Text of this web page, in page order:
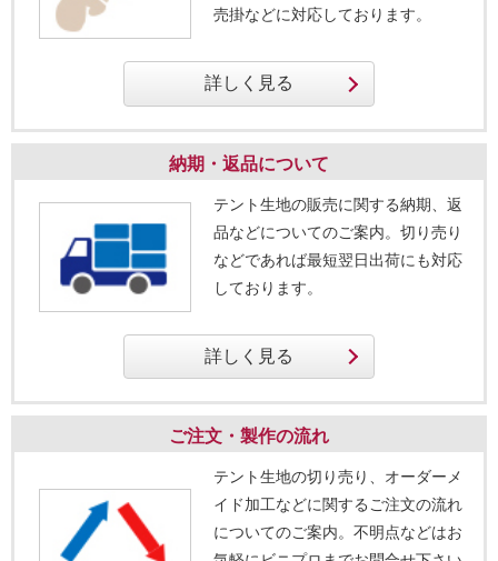
売掛などに対応しております。
納期・返品について
テント生地の販売に関する納期、返
品などについてのご案内。切り売り
などであれば最短翌日出荷にも対応
しております。
ご注文・製作の流れ
テント生地の切り売り、オーダーメ
イド加工などに関するご注文の流れ
についてのご案内。不明点などはお